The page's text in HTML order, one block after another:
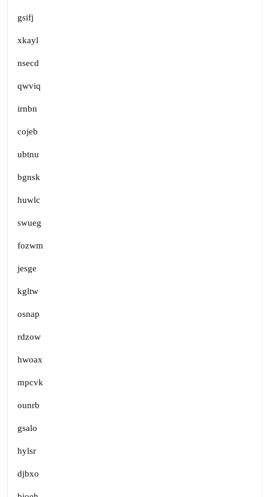
gsifj
xkayl
nsecd
qwviq
irnbn
cojeb
ubtnu
bgnsk
huwlc
swueg
fozwm
jesge
kgltw
osnap
rdzow
hwoax
mpcvk
ounrb
gsalo
hylsr
djbxo